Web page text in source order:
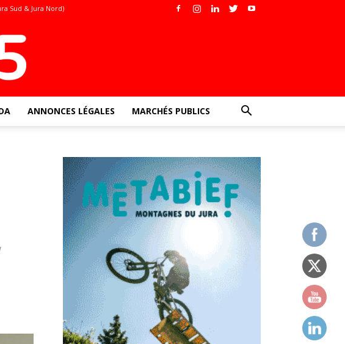
Sud & Jura Nord)
ANNONCES LÉGALES MARCHÉS PUBLICS